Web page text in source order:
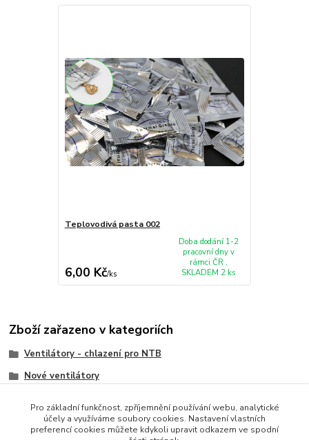
Teplovodivá pasta 002
6,00 Kč/ks
Doba dodání 1-2
pracovní dny v
rámci ČR ,
SKLADEM 2 ks
Zboží zařazeno v kategoriích
Ventilátory - chlazení pro NTB
Nové ventilátory
Pro základní funkčnost, zpříjemnění používání webu, analytické
účely a využíváme soubory cookies. Nastavení vlastních
preferencí cookies můžete kdykoli upravit odkazem ve spodní